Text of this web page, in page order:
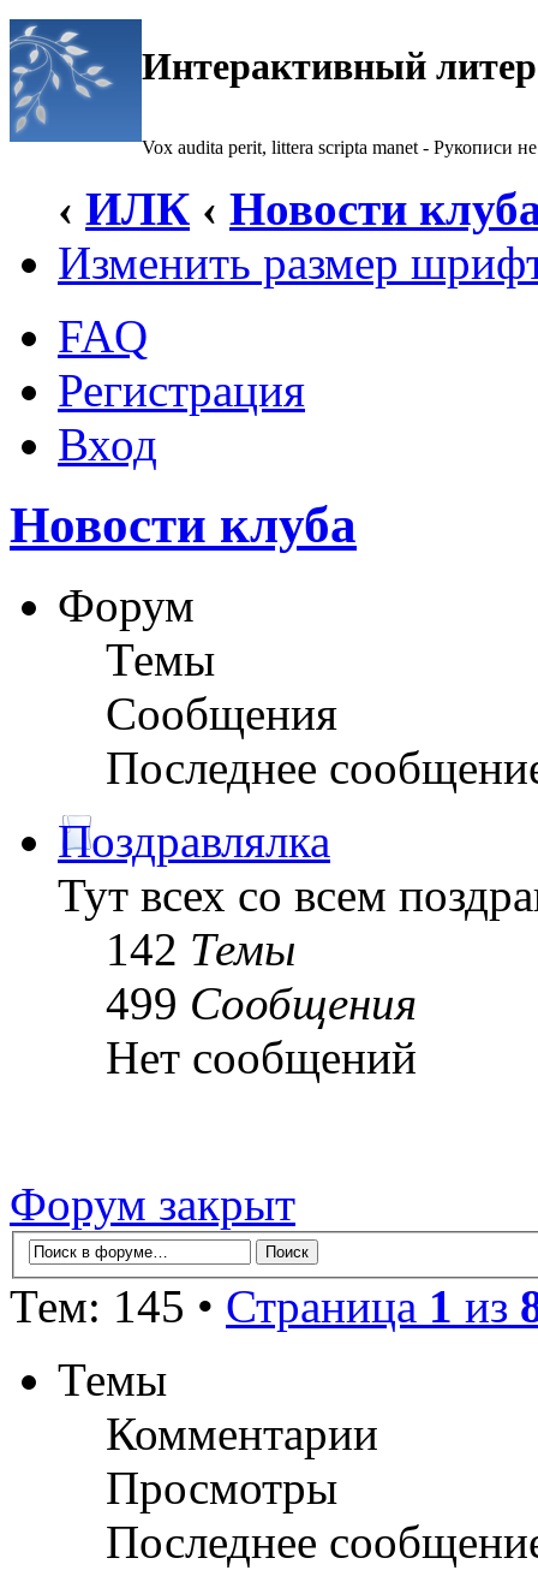
Интерактивный
Vox audita perit, littera scripta manet - Рукописи не
‹ ИЛК ‹ Новости
Изменить размер
FAQ
Регистрация
Вход
Новости клуба
Форум
Темы
Сообщения
Последнее
Поздравлялка
Тут всех со всем
142 Темы
499 Сообщения
Нет сообщений
Форум закрыт
Тем: 145 • Страница 1 из
Темы
Комментарии
Просмотры
Последнее